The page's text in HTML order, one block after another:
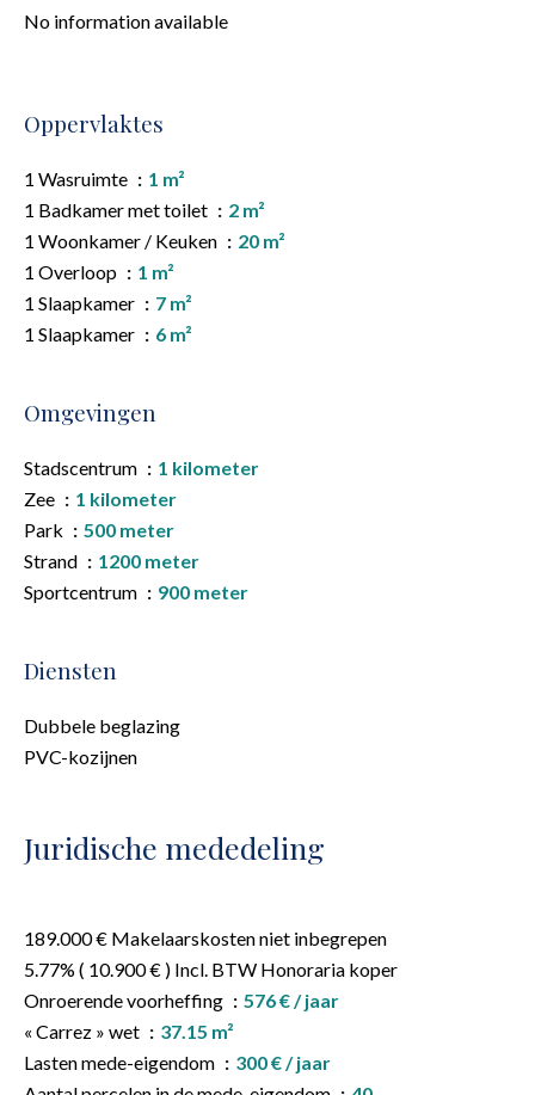
No information available
Oppervlaktes
1 Wasruimte
1 m²
1 Badkamer met toilet
2 m²
1 Woonkamer / Keuken
20 m²
1 Overloop
1 m²
1 Slaapkamer
7 m²
1 Slaapkamer
6 m²
Omgevingen
Stadscentrum
1 kilometer
Zee
1 kilometer
Park
500 meter
Strand
1200 meter
Sportcentrum
900 meter
Diensten
Dubbele beglazing
PVC-kozijnen
Juridische mededeling
189.000 € Makelaarskosten niet inbegrepen
5.77% ( 10.900 € ) Incl. BTW Honoraria koper
Onroerende voorheffing
576 € / jaar
« Carrez » wet
37.15 m²
Lasten mede-eigendom
300 € / jaar